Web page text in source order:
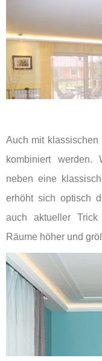
Auch mit klassischen
kombiniert werden.
neben eine
erhöht sich optisch
auch aktueller Trick
Räume höher und